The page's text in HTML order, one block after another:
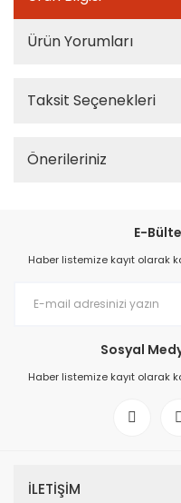
Ürün Yorumları
Taksit Seçenekleri
Önerileriniz
E-
Haber listemize kayıt olarak
Sosyal
Haber listemize kayıt olarak
İLETİŞİM